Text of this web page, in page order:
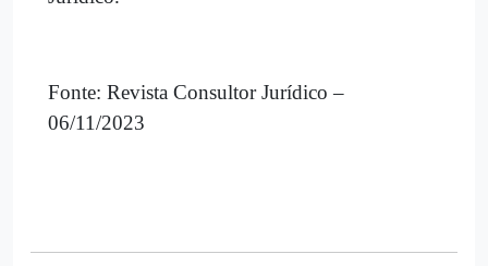
Fonte: Revista Consultor Jurídico –
06/11/2023